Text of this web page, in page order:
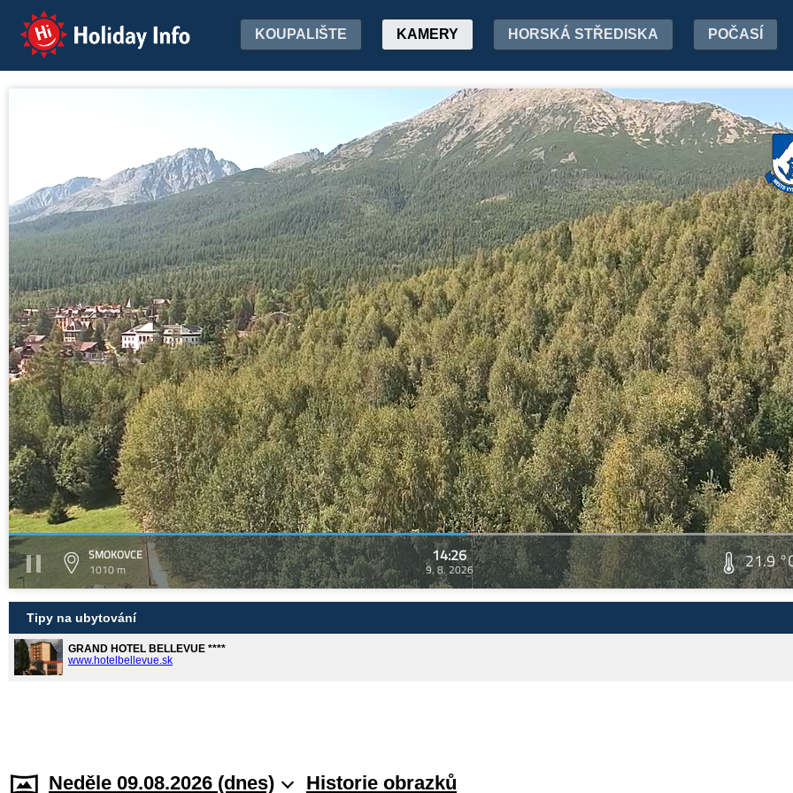
Holiday Info KOUPALIŠTE KAMERY HORSKÁ STŘEDISKA POČASÍ
SMOKOVCE
1010 m
14:26
9. 8. 2026 21.9
Tipy na ubytování
GRAND HOTEL BELLEVUE ****
www.hotelbellevue.sk
Neděle 09.08.2026 (dnes) Historie obrazků